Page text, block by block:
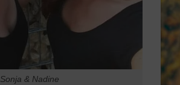
Sonja & Nadine